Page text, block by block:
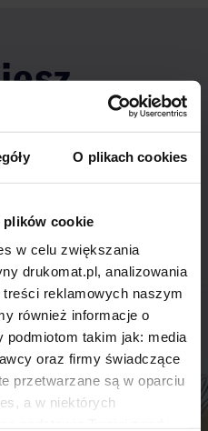
O plikach cookies
plików cookie
w celu zwiększania
drukomat.pl, analizowania
reklamowych naszym
również informacje o
takim jak: media
oraz firmy świadczące
przetwarzane są w oparciu
a w niektórych